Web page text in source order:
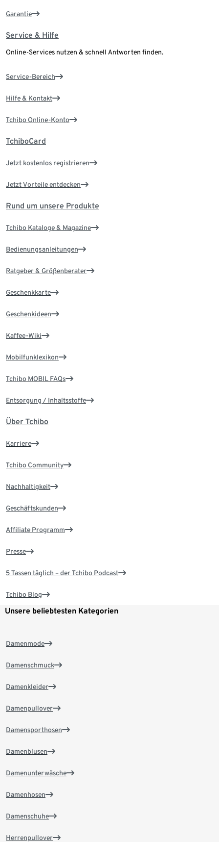
Garantie
Service & Hilfe
Online-Services nutzen & schnell Antworten finden.
Service-Bereich
Hilfe & Kontakt
Tchibo Online-Konto
TchiboCard
Jetzt kostenlos registrieren
Jetzt Vorteile entdecken
Rund um unsere Produkte
Tchibo Kataloge & Magazine
Bedienungsanleitungen
Ratgeber & Größenberater
Geschenkkarte
Geschenkideen
Kaffee-Wiki
Mobilfunklexikon
Tchibo MOBIL FAQs
Entsorgung / Inhaltsstoffe
Über Tchibo
Karriere
Tchibo Community
Nachhaltigkeit
Geschäftskunden
Affiliate Programm
Presse
5 Tassen täglich – der Tchibo Podcast
Tchibo Blog
Unsere beliebtesten Kategorien
Damenmode
Damenschmuck
Damenkleider
Damenpullover
Damensporthosen
Damenblusen
Damenunterwäsche
Damenhosen
Damenschuhe
Herrenpullover